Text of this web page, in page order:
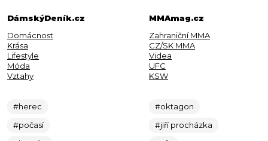
DámskýDeník.cz
Domácnost
Krása
Lifestyle
Móda
Vztahy
#herec
#počasí
MMAmag.cz
Zahraniční MMA
CZ/SK MMA
Videa
UFC
KSW
#oktagon
#jiří procházka